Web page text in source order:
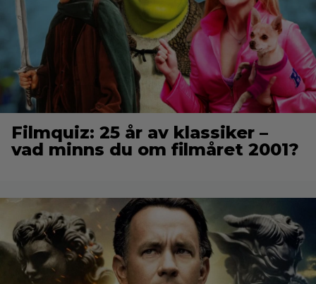
Filmquiz: 25 år av klassiker –
vad minns du om filmåret 2001?